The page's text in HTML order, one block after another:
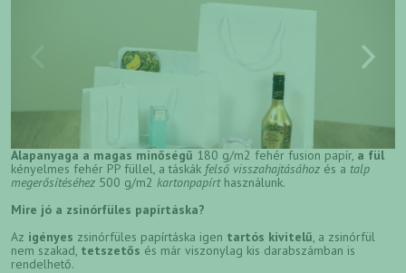
Alapanyaga a magas minőségű 180 g/m2 fehér fusion papír, a fül
kényelmes fehér PP füllel, a táskák felső visszahajtásához és a talp
megerősítéséhez 500 g/m2 kartonpapírt használunk.
Mire jó a zsinórfüles papírtáska?
Az igényes zsinórfüles papírtáska igen tartós kivitelű, a zsinórfül
nem szakad, tetszetős és már viszonylag kis darabszámban is
rendelhető.